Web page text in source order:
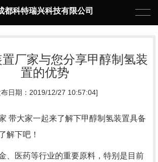
都科特瑞兴科技有限公司
厂家与您分享甲醇制氢装
置的优势
布日期：2019/12/27 10:57:04]
带大家一起来了解下甲醇制氢装置具备
解下吧！
、医药等行业的重要原料，特别是目前